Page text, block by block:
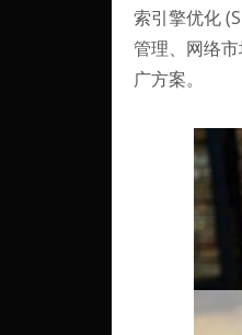
索引擎优化
管理、网络
广方案。